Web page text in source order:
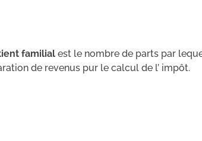
familial est le nombre de parts par
de revenus pur le calcul de l’ impôt.